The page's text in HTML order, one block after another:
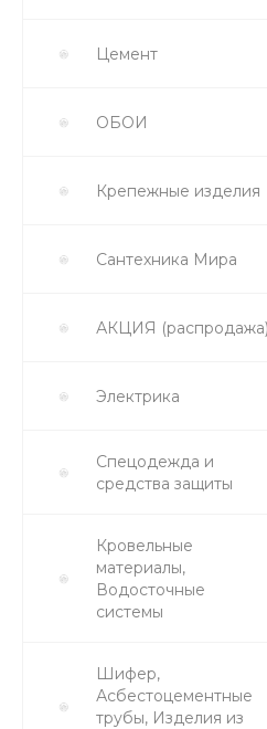
Цемент
ОБОИ
Крепежные изделия
Сантехника Мира
АКЦИЯ (распродажа)
Электрика
Спецодежда и
средства защиты
Кровельные
материалы,
Водосточные
системы
Шифер,
Асбестоцементные
трубы, Изделия из